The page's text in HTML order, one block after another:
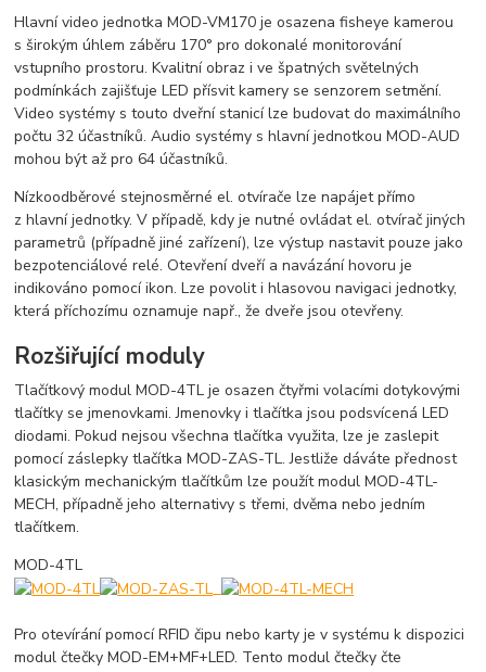
Hlavní video jednotka MOD-VM170 je osazena fisheye kamerou
s širokým úhlem záběru 170° pro dokonalé monitorování
vstupního prostoru. Kvalitní obraz i ve špatných světelných
podmínkách zajišťuje LED přísvit kamery se senzorem setmění.
Video systémy s touto dveřní stanicí lze budovat do maximálního
počtu 32 účastníků. Audio systémy s hlavní jednotkou MOD-AUD
mohou být až pro 64 účastníků.
Nízkoodběrové stejnosměrné el. otvírače lze napájet přímo
z hlavní jednotky. V případě, kdy je nutné ovládat el. otvírač jiných
parametrů (případně jiné zařízení), lze výstup nastavit pouze jako
bezpotenciálové relé. Otevření dveří a navázání hovoru je
indikováno pomocí ikon. Lze povolit i hlasovou navigaci jednotky,
která příchozímu oznamuje např., že dveře jsou otevřeny.
Rozšiřující moduly
Tlačítkový modul MOD-4TL je osazen čtyřmi volacími dotykovými
tlačítky se jmenovkami. Jmenovky i tlačítka jsou podsvícená LED
diodami. Pokud nejsou všechna tlačítka využita, lze je zaslepit
pomocí záslepky tlačítka MOD-ZAS-TL. Jestliže dáváte přednost
klasickým mechanickým tlačítkům lze použít modul MOD-4TL-
MECH, případně jeho alternativy s třemi, dvěma nebo jedním
tlačítkem.
MOD-4TL
Pro otevírání pomocí RFID čipu nebo karty je v systému k dispozici
modul čtečky MOD-EM+MF+LED. Tento modul čtečky čte